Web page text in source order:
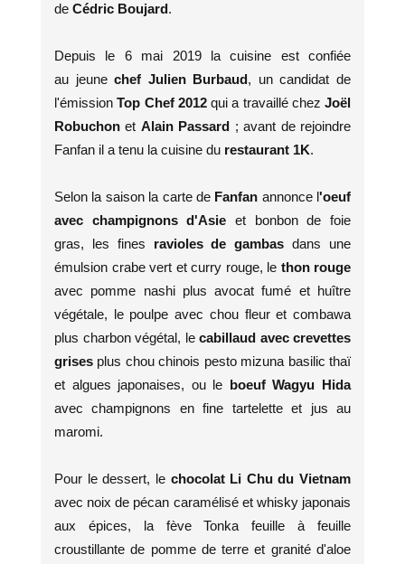
de Cédric Boujard.
Depuis le 6 mai 2019 la cuisine est confiée
au jeunechef Julien Burbaud, un candidat de
l'émissionTop Chef 2012qui a travaillé chez Joël
Robuchon et Alain Passard ; avant de rejoindre
Fanfan il a tenu la cuisine du restaurant 1K.
Selon la saison la carte de Fanfan annonce l'oeuf
avec champignons d'Asie et bonbon de foie
gras, les fines ravioles de gambas dans une
émulsion crabe vert et curry rouge, le thon rouge
avec pomme nashi plus avocat fumé et huître
végétale, le poulpe avec chou fleur et combawa
plus charbon végétal, lecabillaud avec crevettes
grises plus chou chinois pesto mizuna basilic thaï
et algues japonaises, ou le boeuf Wagyu Hida
avec champignons en fine tartelette et jus au
maromi.
Pour le dessert, le chocolat Li Chu du Vietnam
avec noix de pécan caramélisé et whisky japonais
aux épices, la fève Tonka feuille à feuille
croustillante de pomme de terre et granité d'aloe